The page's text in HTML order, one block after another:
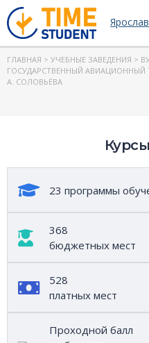
ГЛАВНАЯ > УЧЕБНЫЕ ЗАВЕДЕНИЯ >
ГОСУДАРСТВЕННЫЙ АВИАЦИОННЫЙ
А. СОЛОВЬЁВА
23 программы
368
бюджетных мест
528
платных мест
Проходной балл